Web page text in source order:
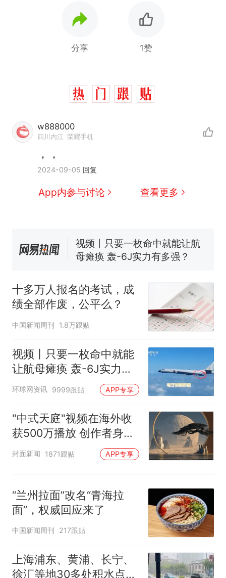
分享 1赞
w888000
四川内江 荣耀手机
，，
2024-09-05 回复
App内参与讨论 查看更多
全部作废，公平么？
新 全球唯一没有法定首都的国
了……
视频丨只要一枚命中就能让航
母瘫痪 轰-6J实力有多强？
电力部门回应
佛山一中学招聘物理教师，笔
试前13名均遭淘汰？教育局：
已叫停招聘，成立调查组全面
热 十多万人报名的考试，成绩
十多万人报名的考试，成
绩全部作废，公平么？
中国新闻周刊 1.8万跟贴
视频丨只要一枚命中就能
让航母瘫痪 轰-6J实力有
多强？
环球网资讯 9999跟贴 APP专享
"中式天庭"视频在海外收
获500万播放 创作者身份
披露
封面新闻 1871跟贴 APP专享
“兰州拉面”改名“青海拉
面”，权威回应来了
中国新闻周刊 217跟贴
上海浦东、黄浦、长宁、
徐汇等地30多处积水点正